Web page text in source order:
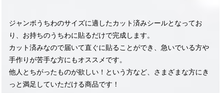
ジャンボうちわのサイズに適したカット済みシールとなってお
り、お持ちのうちわに貼るだけで完成します。
カット済みなので届いて直ぐに貼ることができ、急いでいる方や
手作りが苦手な方にもオススメです。
他人とちがったものが欲しい！という方など、さまざまな方にき
っと満足していただける商品です！